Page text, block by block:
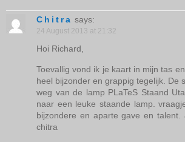
Chitra says:
24 August 2013 at 21:32
Hoi Richard,
Toevallig vond ik je kaart in mijn tas
heel bijzonder en grappig tegelijk. De
weg van de lamp PLaTeS Staand
naar een leuke staande lamp.
bijzondere en aparte gave en
chitra